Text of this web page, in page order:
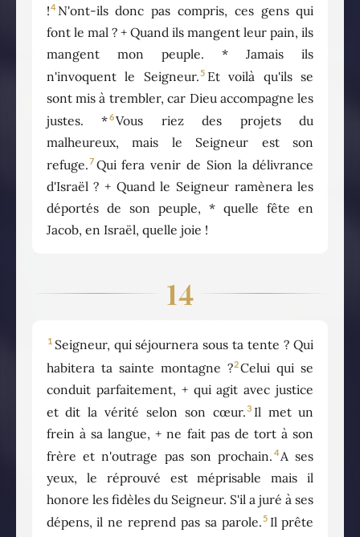
!4 N'ont-ils donc pas compris, ces gens qui
font le mal ? + Quand ils mangent leur pain, ils
mangent mon peuple. * Jamais ils
n'invoquent le Seigneur.5 Et voilà qu'ils se
sont mis à trembler, car Dieu accompagne les
justes. *6Vous riez des projets du
malheureux, mais le Seigneur est son
refuge.7 Qui fera venir de Sion la délivrance
d'Israël ? + Quand le Seigneur ramènera les
déportés de son peuple, * quelle fête en
Jacob, en Israël, quelle joie !
14
1 Seigneur, qui séjournera sous ta tente ? Qui
habitera ta sainte montagne ?2Celui qui se
conduit parfaitement, + qui agit avec justice
et dit la vérité selon son cœur.3 Il met un
frein à sa langue, + ne fait pas de tort à son
frère et n'outrage pas son prochain. 4A ses
yeux, le réprouvé est méprisable mais il
honore les fidèles du Seigneur. S'il a juré à ses
dépens, il ne reprend pas sa parole.5 Il prête